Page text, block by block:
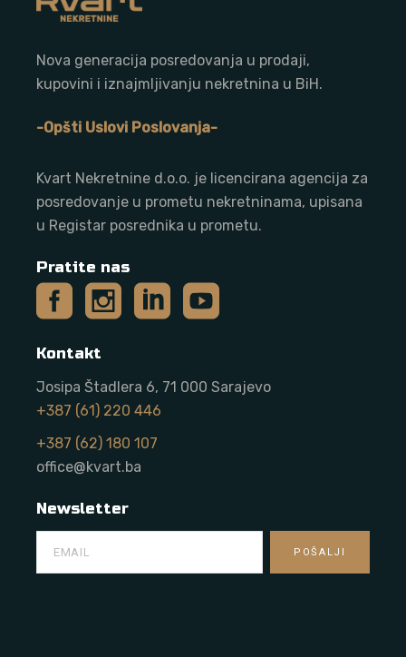
Nova generacija posredovanja u prodaji,
kupovini i iznajmljivanju nekretnina u BiH.
-Opšti Uslovi Poslovanja-
Kvart Nekretnine d.o.o. je licencirana agencija za
posredovanje u prometu nekretninama, upisana
u Registar posrednika u prometu.
Pratite nas
Kontakt
Josipa Štadlera 6, 71 000 Sarajevo
+387 (61) 220 446
+387 (62) 180 107
office@kvart.ba
Newsletter